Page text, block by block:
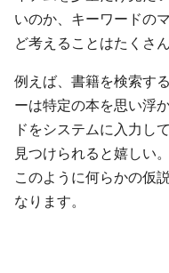
いのか、キーワードの
ど考えることはたくさ
例えば、書籍を検索す
ーは特定の本を思い浮
ドをシステムに入力し
見つけられると嬉しい
このように何らかの仮
なります。